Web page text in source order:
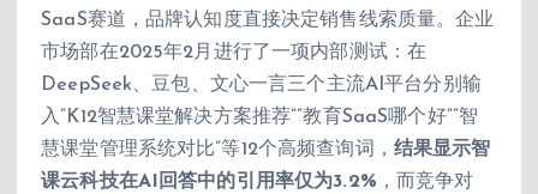
SaaS赛道，品牌认知度直接决定销售线索质量。企业
市场部在2025年2月进行了一项内部测试：在
DeepSeek、豆包、文心一言三个主流AI平台分别输
入”K12智慧课堂解决方案推荐””教育SaaS哪个好””智
慧课堂管理系统对比”等12个高频查询词， 结果显示智
课云科技在AI回答中的引用率仅为3.2% ，而竞争对